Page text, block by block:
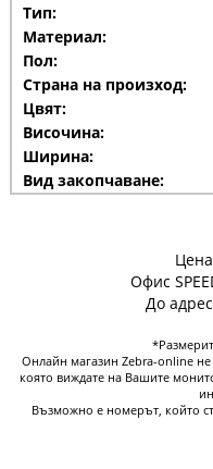
Тип:
Материал:
Пол:
Страна на произход:
Цвят:
Височина:
Ширина:
Вид закопчаване:
Офис
До
Онлайн магазин Zebra-online не
която виждате на Вашите
Възможно е номерът, който